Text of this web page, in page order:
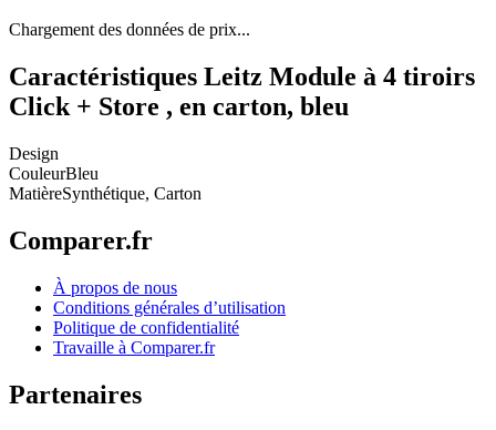
Chargement des données de prix...
Caractéristiques Leitz Module à 4 tiroirs
Click + Store , en carton, bleu
Design
CouleurBleu
MatièreSynthétique, Carton
Comparer.fr
À propos de nous
Conditions générales d’utilisation
Politique de confidentialité
Travaille à Comparer.fr
Partenaires